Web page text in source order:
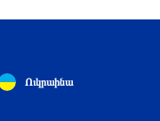
Ուկրաինա